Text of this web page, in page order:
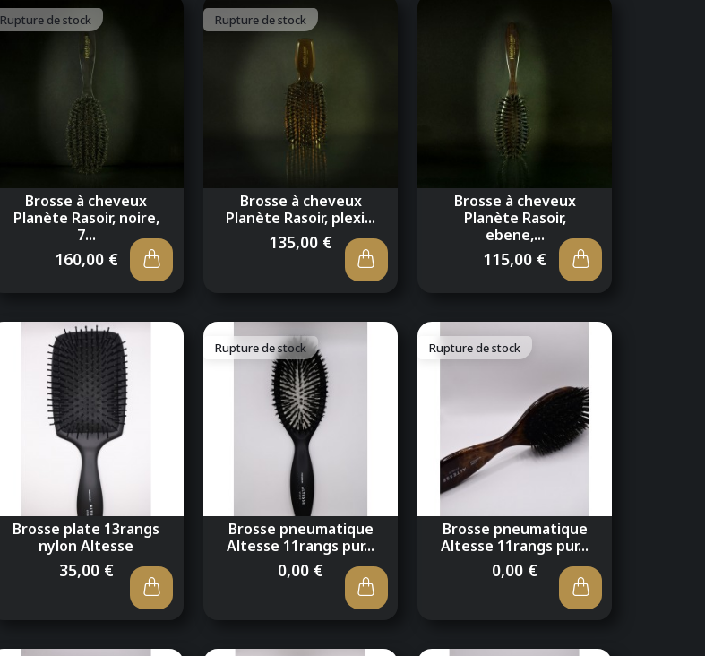
Brosse à cheveux
Planète Rasoir, noire,
7...
160,00 €
Rupture de stock
Brosse à cheveux
Planète Rasoir, plexi...
135,00 €
Rupture de stock
Brosse à cheveux
Planète Rasoir,
ebene,...
115,00 €
Brosse plate 13rangs
nylon Altesse
35,00 €
Brosse pneumatique
Altesse 11rangs pur...
0,00 €
Rupture de stock
Brosse pneumatique
Altesse 11rangs pur...
0,00 €
Rupture de stock